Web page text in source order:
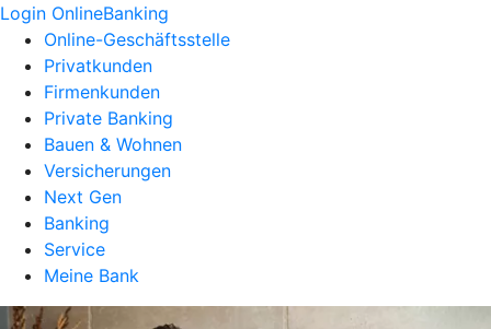
Login OnlineBanking
Online-Geschäftsstelle
Privatkunden
Firmenkunden
Private Banking
Bauen & Wohnen
Versicherungen
Next Gen
Banking
Service
Meine Bank